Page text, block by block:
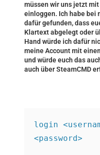
müssen wir uns jetzt
einloggen. Ich habe bei
dafür gefunden, dass
Klartext abgelegt oder
Hand würde ich dafür
meine Account mit
und würde euch das
auch über SteamCMD
login
<password>